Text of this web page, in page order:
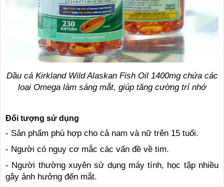
Dầu cá Kirkland Wild Alaskan Fish Oil 1400mg chứa các
loại Omega làm sáng mắt, giúp tăng cường trí nhớ
Đối tượng sử dụng
- Sản phẩm phù hợp cho cả nam và nữ trên 15 tuổi.
- Người có nguy cơ mắc các vấn đề về tim.
- Người thường xuyên sử dụng máy tính, học tập nhiều
gây ảnh hưởng đến mắt.